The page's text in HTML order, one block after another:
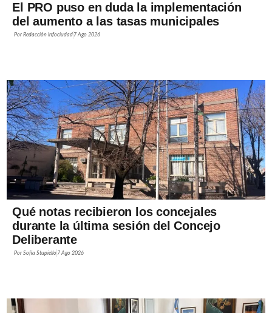
El PRO puso en duda la implementación
del aumento a las tasas municipales
PorRedacción Infociudad 7 Ago 2026
Qué notas recibieron los concejales
durante la última sesión del Concejo
Deliberante
PorSofía Stupiello 7 Ago 2026